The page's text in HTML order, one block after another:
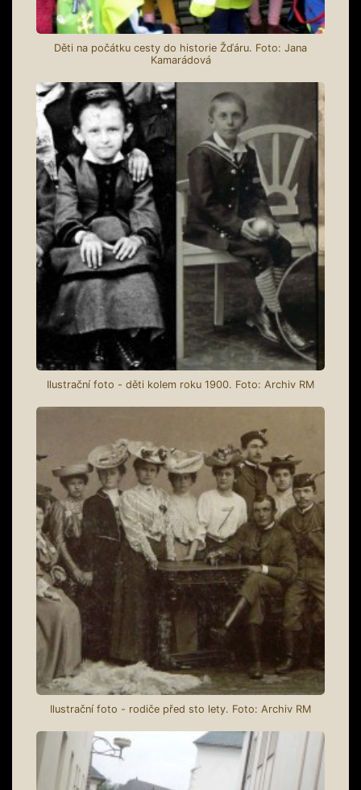
Děti na počátku cesty do historie Žďáru. Foto: Jana
Kamarádová
Ilustrační foto - děti kolem roku 1900. Foto: Archiv RM
Ilustrační foto - rodiče před sto lety. Foto: Archiv RM